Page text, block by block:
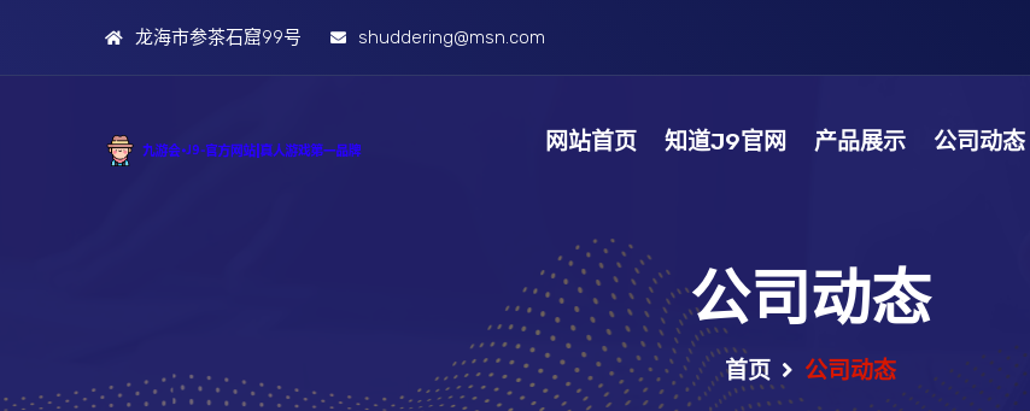
龙海市参茶石窟99号 shuddering@msn.com
网站首页 知道J9官网 产品展示 公司动态
公司动态
首页 公司动态